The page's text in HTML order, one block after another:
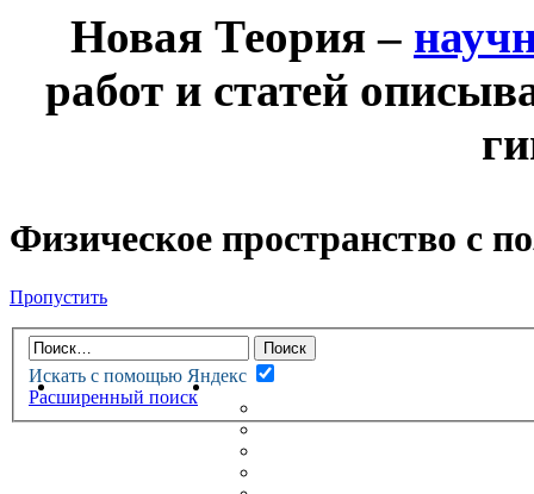
Новая Теория –
работ и статей
Физическое пространство с
Пропустить
Искать с помощью Яндекс
Расширенный поиск
НОВАЯ ТЕОРИЯФОРУМ
НЕПРОЧИТАННЫЕ